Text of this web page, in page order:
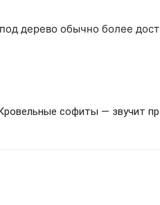
дерево обычно более
софиты — звучит